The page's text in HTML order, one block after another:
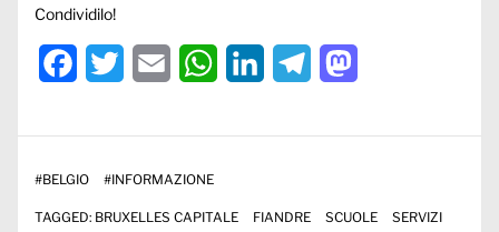
Condividilo!
Facebook
Twitter Email WhatsAppLinkedInTelegram
#BELGIO #INFORMAZIONE
TAGGED: BRUXELLES CAPITALE FIANDRE SCUOLE SERVIZI